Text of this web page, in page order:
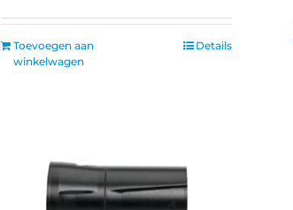
Toevoegen aan
winkelwagen
Details